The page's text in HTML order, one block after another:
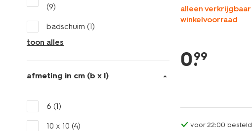
(9)
badschuim (1)
toon alles
afmeting in cm (b x l)
6 (1)
10 x 10 (4)
alleen
winkelvoorraad
0.
99
voor 22:00